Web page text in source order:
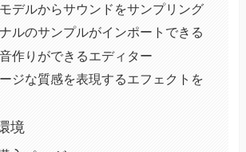
デルからサウンドをサンプリング
ルのサンプルがインポートできる
作りができるエディター
ジな質感を表現するエフェクトを
境